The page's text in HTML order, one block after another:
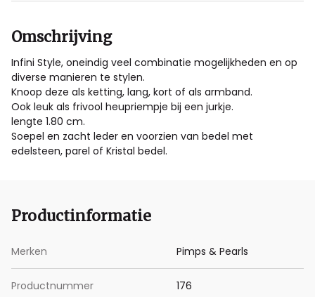
Omschrijving
Infini Style, oneindig veel combinatie mogelijkheden en op
diverse manieren te stylen.
Knoop deze als ketting, lang, kort of als armband.
Ook leuk als frivool heupriempje bij een jurkje.
lengte 1.80 cm.
Soepel en zacht leder en voorzien van bedel met
edelsteen, parel of Kristal bedel.
Productinformatie
Merken Pimps & Pearls
Productnummer 176